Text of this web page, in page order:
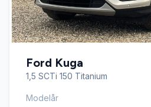
Ford Kuga
1,5 SCTi 150 Titanium
Modelår